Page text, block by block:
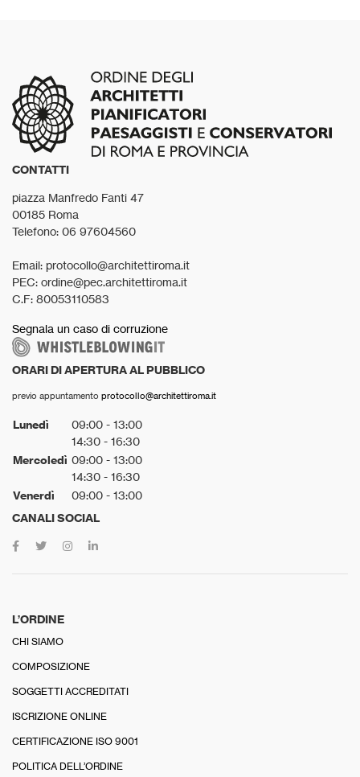
CONTATTI
piazza Manfredo Fanti 47
00185 Roma
Telefono: 06 97604560
Email: protocollo@architettiroma.it
PEC: ordine@pec.architettiroma.it
C.F: 80053110583
Segnala un caso di corruzione
ORARI DI APERTURA AL PUBBLICO
previo appuntamento protocollo@architettiroma.it
Lunedì
09:00 - 13:00
14:30 - 16:30
Mercoledì 09:00 - 13:00
14:30 - 16:30
Venerdì 09:00 - 13:00
CANALI SOCIAL
L’ORDINE
CHI SIAMO
COMPOSIZIONE
SOGGETTI ACCREDITATI
ISCRIZIONE ONLINE
CERTIFICAZIONE ISO 9001
POLITICA DELL’ORDINE